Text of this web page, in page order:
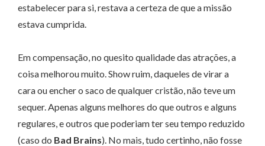
estabelecer para si, restava a certeza de que a missão
estava cumprida.
Em compensação, no quesito qualidade das atrações, a
coisa melhorou muito. Show ruim, daqueles de virar a
cara ou encher o saco de qualquer cristão, não teve um
sequer. Apenas alguns melhores do que outros e alguns
regulares, e outros que poderiam ter seu tempo reduzido
(caso do Bad Brains). No mais, tudo certinho, não fosse